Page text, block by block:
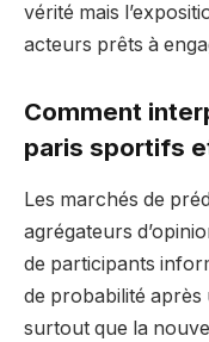
vérité mais
acteurs prêts à
Comment
paris sportifs
Les marchés de
agrégateurs
de participants
de probabilité après
surtout que la